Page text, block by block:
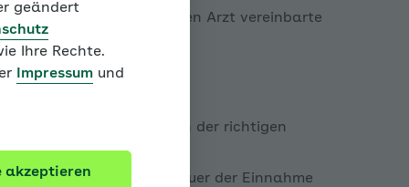
oder Ihrem behandelnden Arzt vereinbarte
Ihre Medikamente in der richtigen
die vorgegebene Dauer der Einnahme
geändert
Ihre Rechte.
Impressum und
akzeptieren